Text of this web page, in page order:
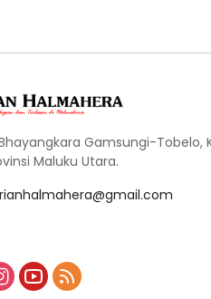
Gamsungi-Tobelo,
Maluku Utara.